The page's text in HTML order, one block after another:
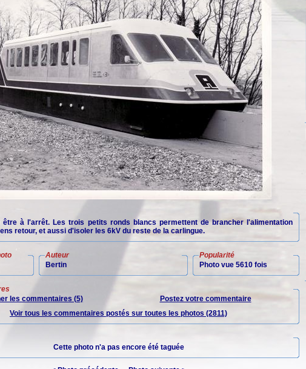
être à l'arrêt. Les trois petits ronds blancs permettent de brancher l'alimentation
retour, et aussi d'isoler les 6kV du reste de la carlingue.
Auteur
Bertin
Popularité
Photo vue 5610 fois
les commentaires (5)
Postez votre commentaire
Voir tous les commentaires postés sur toutes les photos (2811)
Cette photo n'a pas encore été taguée